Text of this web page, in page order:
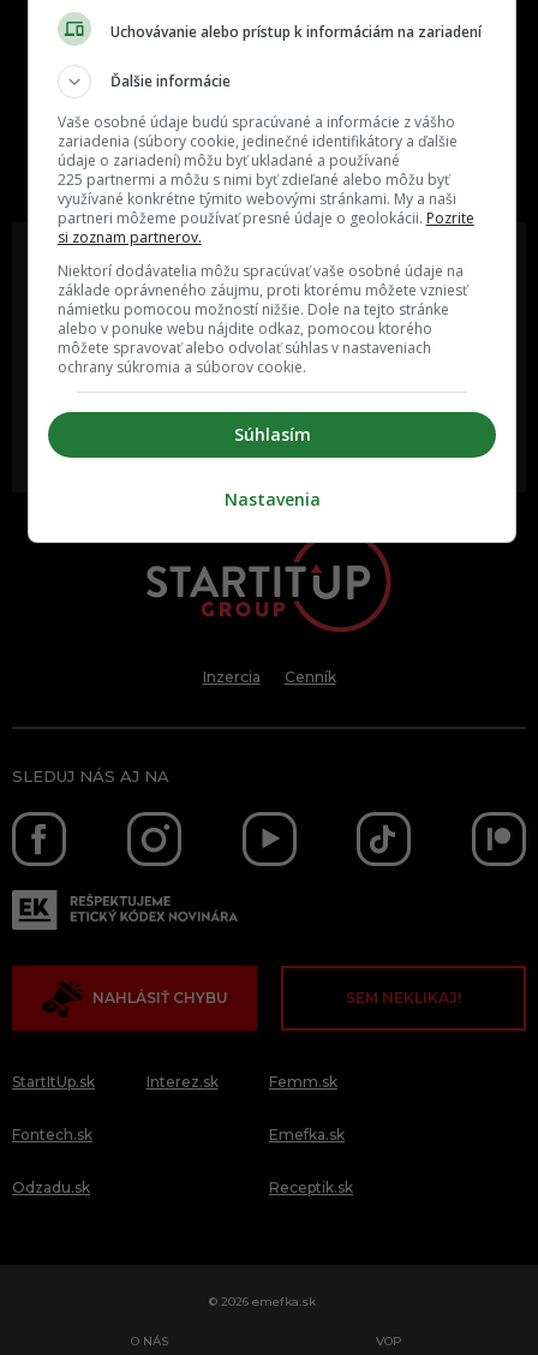
One time najzábavnejšie miesto na
slovenskom internete, next time
najzabávnejšie miesto na svete
Oslov reklamou viac ako milión
ľudí v rôznych vekových
kategóriách a na rôznych
sociálnych sieťach a nakopni svoj
biznis alebo produkt.
SPOLUPRÁCU
Vieš o niečom zaujímavom alebo
poznáš niekoho, o kom by sme
mali určite napísať?
Inzercia Cenník
SLEDUJ NÁS AJ NA
NAHLÁSIŤ CHYBU SEM NEKLIKAJ!
StartItUp.sk
Fontech.sk
Odzadu.sk
Interez.sk Femm.sk
Emefka.sk
Receptik.sk
© 2026 emefka.sk
O NÁS VOP
Uchovávanie alebo prístup k informáciám na zariadení
Ďalšie informácie
Vaše osobné údaje budú spracúvané a informácie z vášho
zariadenia (súbory cookie, jedinečné identifikátory a ďalšie
údaje o zariadení) môžu byť ukladané a používané
225 partnermi a môžu s nimi byť zdieľané alebo môžu byť
využívané konkrétne týmito webovými stránkami. My a naši
partneri môžeme používať presné údaje o geolokácii. Pozrite
si zoznam partnerov.
Niektorí dodávatelia môžu spracúvať vaše osobné údaje na
základe oprávneného záujmu, proti ktorému môžete vzniesť
námietku pomocou možností nižšie. Dole na tejto stránke
alebo v ponuke webu nájdite odkaz, pomocou ktorého
môžete spravovať alebo odvolať súhlas v nastaveniach
ochrany súkromia a súborov cookie.
Súhlasím
Nastavenia